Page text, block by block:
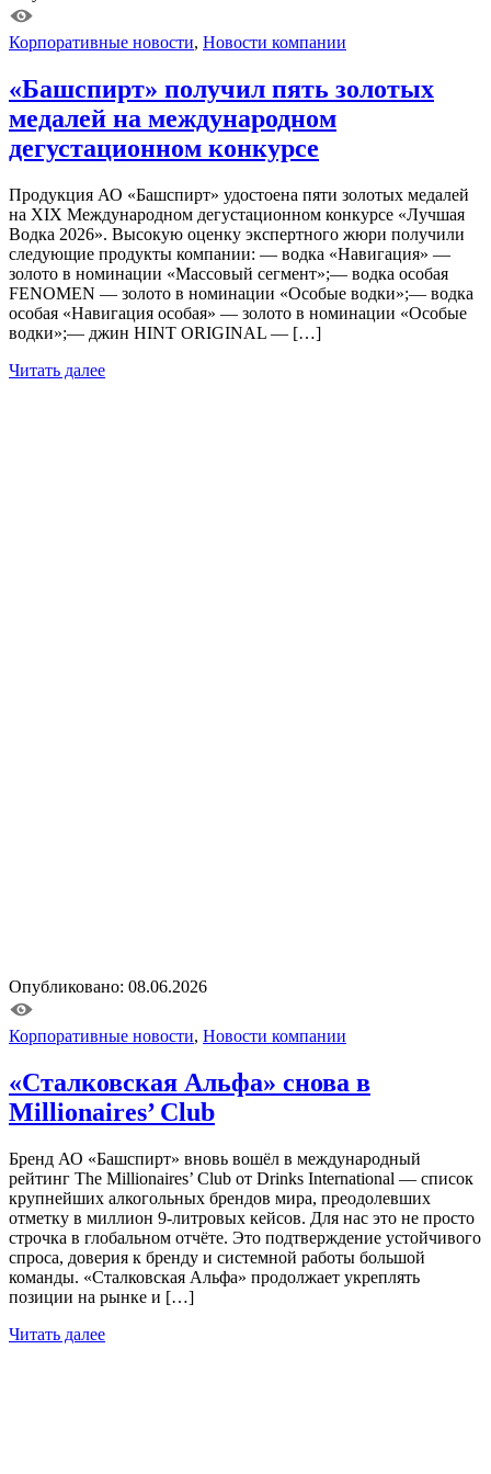
Корпоративные новости, Новости компании
«Башспирт» получил пять золотых
медалей на международном
дегустационном конкурсе
Продукция АО «Башспирт» удостоена пяти золотых медалей
на XIX Международном дегустационном конкурсе «Лучшая
Водка 2026». Высокую оценку экспертного жюри получили
следующие продукты компании: — водка «Навигация» —
золото в номинации «Массовый сегмент»;— водка особая
FENOMEN — золото в номинации «Особые водки»;— водка
особая «Навигация особая» — золото в номинации «Особые
водки»;— джин HINT ORIGINAL — […]
Читать далее
Опубликовано: 08.06.2026
Корпоративные новости, Новости компании
«Сталковская Альфа» снова в
Millionaires’ Club
Бренд АО «Башспирт» вновь вошёл в международный
рейтинг The Millionaires’ Club от Drinks International — список
крупнейших алкогольных брендов мира, преодолевших
отметку в миллион 9-литровых кейсов. Для нас это не просто
строчка в глобальном отчёте. Это подтверждение устойчивого
спроса, доверия к бренду и системной работы большой
команды. «Сталковская Альфа» продолжает укреплять
позиции на рынке и […]
Читать далее